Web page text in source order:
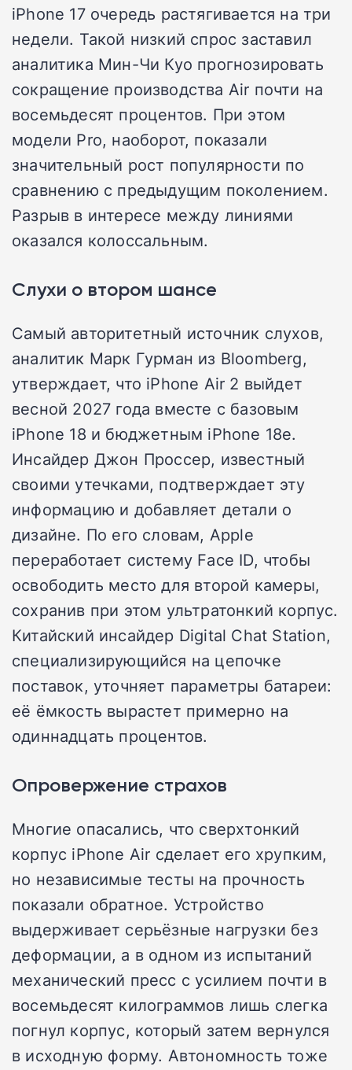
iPhone 17 очередь растягивается на три
недели. Такой низкий спрос заставил
аналитика Мин-Чи Куо прогнозировать
сокращение производства Air почти на
восемьдесят процентов. При этом
модели Pro, наоборот, показали
значительный рост популярности по
сравнению с предыдущим поколением.
Разрыв в интересе между линиями
оказался колоссальным.
Слухи о втором шансе
Самый авторитетный источник слухов,
аналитик Марк Гурман из Bloomberg,
утверждает, что iPhone Air 2 выйдет
весной 2027 года вместе с базовым
iPhone 18 и бюджетным iPhone 18e.
Инсайдер Джон Проссер, известный
своими утечками, подтверждает эту
информацию и добавляет детали о
дизайне. По его словам, Apple
переработает систему Face ID, чтобы
освободить место для второй камеры,
сохранив при этом ультратонкий корпус.
Китайский инсайдер Digital Chat Station,
специализирующийся на цепочке
поставок, уточняет параметры батареи:
её ёмкость вырастет примерно на
одиннадцать процентов.
Опровержение страхов
Многие опасались, что сверхтонкий
корпус iPhone Air сделает его хрупким,
но независимые тесты на прочность
показали обратное. Устройство
выдерживает серьёзные нагрузки без
деформации, а в одном из испытаний
механический пресс с усилием почти в
восемьдесят килограммов лишь слегка
погнул корпус, который затем вернулся
в исходную форму. Автономность тоже